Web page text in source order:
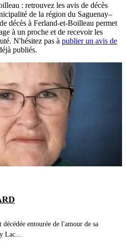
Publier un avis
: retrouvez les avis de décès
de la région du Saguenay–
décès à Ferland-et-Boilleau permet
à un proche et de recevoir les
N'hésitez pas à publier un avis de
publiés.
entourée de l'amour de sa
Lac...